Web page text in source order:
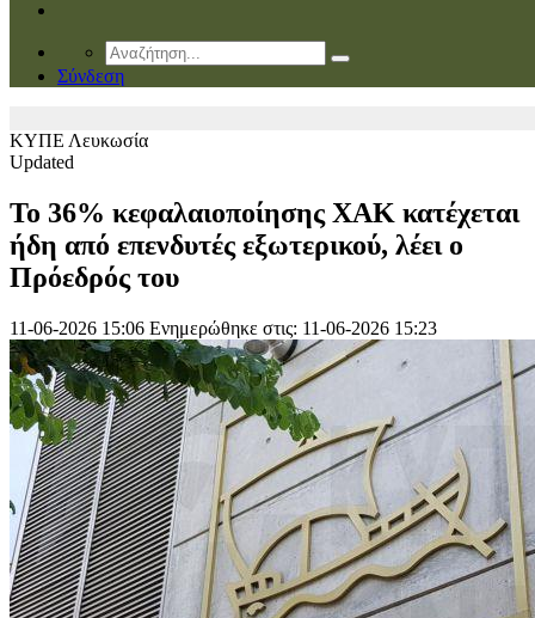
Σύνδεση
ΚΥΠΕ Λευκωσία
Updated
Το 36% κεφαλαιοποίησης ΧΑΚ κατέχεται
ήδη από επενδυτές εξωτερικού, λέει ο
Πρόεδρός του
11-06-2026 15:06 Ενημερώθηκε στις: 11-06-2026 15:23